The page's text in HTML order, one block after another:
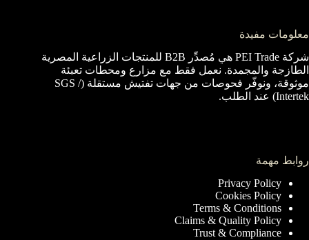
معلومات مفيدة
شركة PEI Trade هي مُصدِّر B2B للمنتجات الزراعية المصرية
الطازجة والمجمدة. نعمل فقط مع مزارع ومحطات تعبئة
موثوقة، ونوفّر فحوصات من جهات تفتيش مستقلة (SGS /
Intertek) عند الطلب.
روابط مهمة
Privacy Policy
Cookies Policy
Terms & Conditions
Claims & Quality Policy
Trust & Compliance